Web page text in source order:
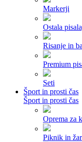
Markerji
Ostala
Risanje in
Premium
Seti
Šport in prosti čas
Šport in prosti čas
Oprema za
Piknik in žar